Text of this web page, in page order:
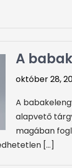
A
október 28,
A
alapvető
magában
[…]